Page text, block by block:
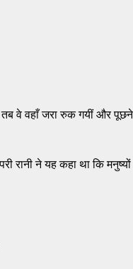
वे वहाँ जरा रुक गयीं और
रानी ने यह कहा था कि